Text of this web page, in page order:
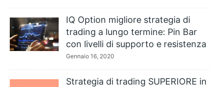
IQ Option migliore strategia di
trading a lungo termine: Pin Bar
con livelli di supporto e resistenza
Gennaio 16, 2020
Strategia di trading SUPERIORE in